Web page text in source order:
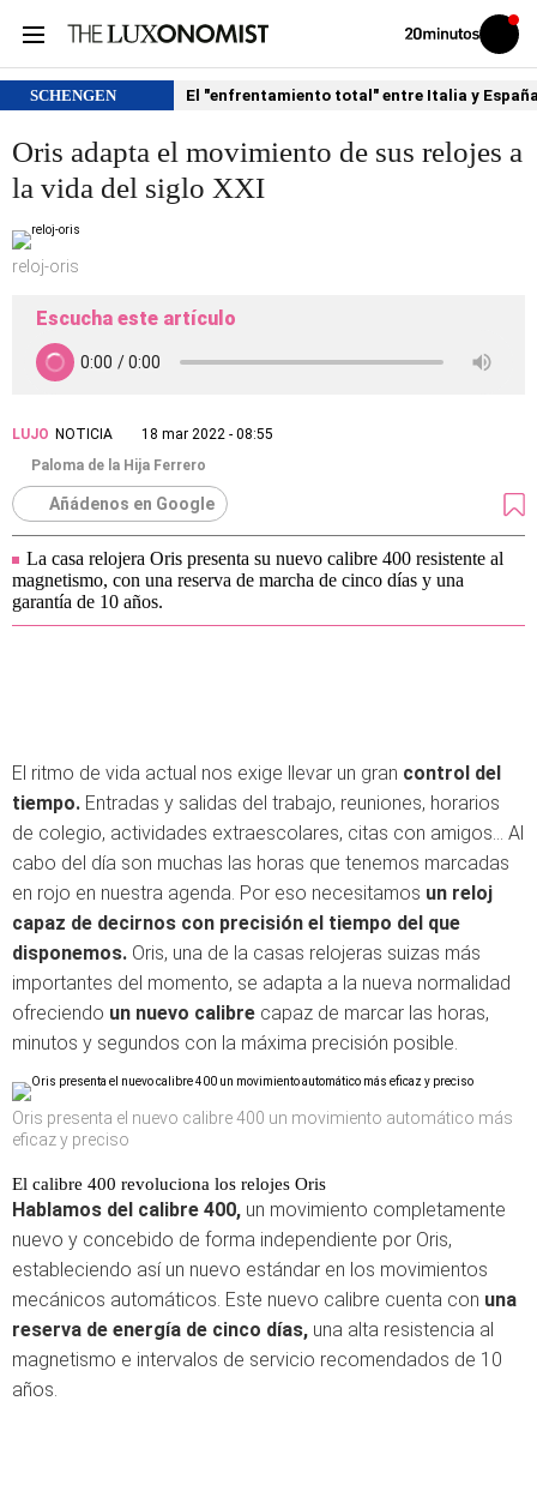
Volver
Iniciar
sesión
SCHENGEN El "enfrentamiento total" entre Italia y
Oris adapta el movimiento de sus relojes a
la vida del siglo XXI
reloj-oris
Escucha este artículo
LUJO NOTICIA
18 mar 2022 - 08:55
Paloma de la Hija Ferrero
Añádenos en Google
La casa relojera Oris presenta su nuevo calibre 400 resistente al
magnetismo, con una reserva de marcha de cinco días y una
garantía de 10 años.
El ritmo de vida actual nos exige llevar un gran control del
tiempo. Entradas y salidas del trabajo, reuniones, horarios
de colegio, actividades extraescolares, citas con amigos... Al
cabo del día son muchas las horas que tenemos marcadas
en rojo en nuestra agenda. Por eso necesitamos un reloj
capaz de decirnos con precisión el tiempo del que
disponemos. Oris, una de la casas relojeras suizas más
importantes del momento, se adapta a la nueva normalidad
ofreciendo un nuevo calibre capaz de marcar las horas,
minutos y segundos con la máxima precisión posible.
Oris presenta el nuevo calibre 400 un movimiento automático más
eficaz y preciso
El calibre 400 revoluciona los relojes Oris
Hablamos del calibre 400, un movimiento completamente
nuevo y concebido de forma independiente por Oris,
estableciendo así un nuevo estándar en los movimientos
mecánicos automáticos. Este nuevo calibre cuenta con una
reserva de energía de cinco días, una alta resistencia al
magnetismo e intervalos de servicio recomendados de 10
años.